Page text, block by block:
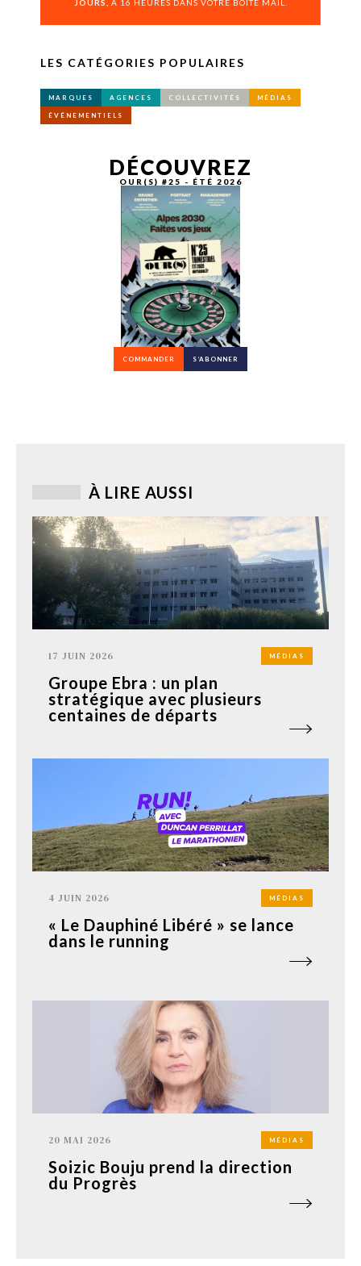
JOURS, À 16 HEURES DANS VOTRE BOÎTE MAIL.
LES CATÉGORIES POPULAIRES
MARQUES AGENCES COLLECTIVITÉS MÉDIAS
ÉVÉNEMENTIELS
DÉCOUVREZ
OUR(S) #25 - ÉTÉ 2026
COMMANDER S’ABONNER
À LIRE AUSSI
17 JUIN 2026 MÉDIAS
Groupe Ebra : un plan
stratégique avec plusieurs
centaines de départs
4 JUIN 2026 MÉDIAS
« Le Dauphiné Libéré » se lance
dans le running
20 MAI 2026 MÉDIAS
Soizic Bouju prend la direction
du Progrès